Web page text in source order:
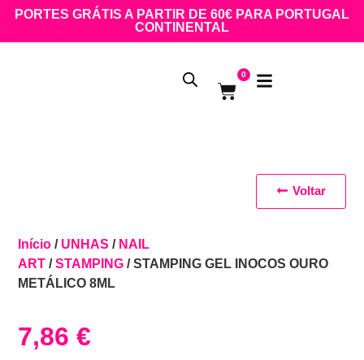
PORTES GRÁTIS A PARTIR DE 60€ PARA PORTUGAL
CONTINENTAL
0
Início / UNHAS / NAIL
ART /STAMPING / STAMPING GEL INOCOS OURO
METÁLICO 8ML
7,86€
Voltar